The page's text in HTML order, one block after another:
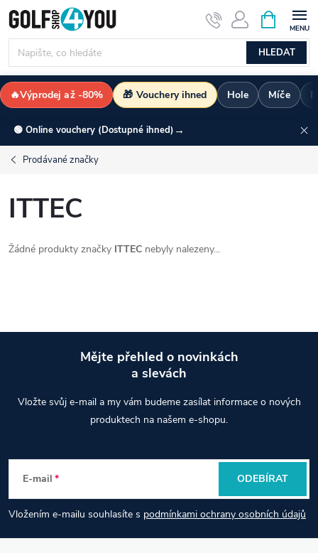
Přejít
na
obsah
HLEDAT
NÁKUPNÍ
KOŠÍK
🔥Výprodej až -80% 🎁 Vouchery ihned Hole Míče
🟢 Online vouchery (Dostupné ihned) →
Prodávané značky
ITTEC
Žádné produkty značky ITTEC nebyly nalezeny...
p
a
t
Mějte přehled o novinkách
a slevách
Vložte svůj e-mail a my vám budeme zasílat informace o nových
produktech na našem e-shopu.
E-mail
Vložením e-mailu souhlasíte s podmínkami ochrany osobních údajů
ODEBÍRAT